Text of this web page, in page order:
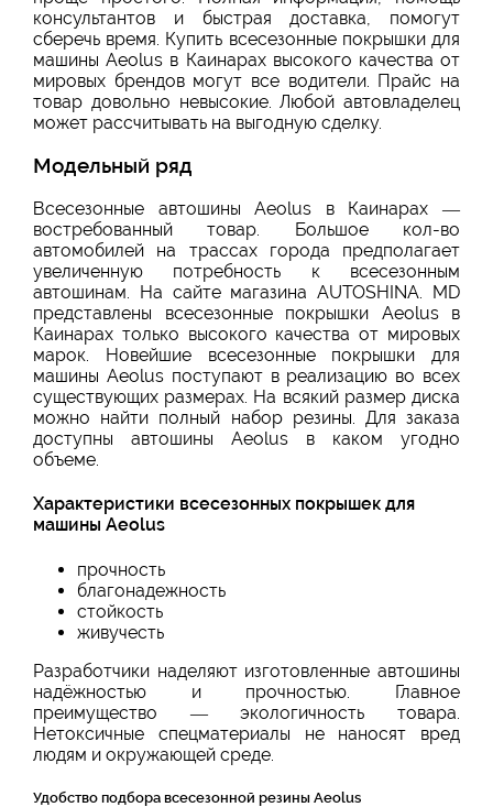
консультантов и быстрая доставка, помогут
сберечь время. Купить всесезонные покрышки для
машины Aeolus в Каинарах высокого качества от
мировых брендов могут все водители. Прайс на
товар довольно невысокие. Любой автовладелец
может рассчитывать на выгодную сделку.
Модельный ряд
Всесезонные автошины Aeolus в Каинарах —
востребованный товар. Большое кол-во
автомобилей на трассах города предполагает
увеличенную потребность к всесезонным
автошинам. На сайте магазина AUTOSHINA. MD
представлены всесезонные покрышки Aeolus в
Каинарах только высокого качества от мировых
марок. Новейшие всесезонные покрышки для
машины Aeolus поступают в реализацию во всех
существующих размерах. На всякий размер диска
можно найти полный набор резины. Для заказа
доступны автошины Aeolus в каком угодно
объеме.
Характеристики всесезонных покрышек для
машины Aeolus
прочность
благонадежность
стойкость
живучесть
Разработчики наделяют изготовленные автошины
надёжностью и прочностью. Главное
преимущество — экологичность товара.
Нетоксичные спецматериалы не наносят вред
людям и окружающей среде.
Удобство подбора всесезонной резины Aeolus